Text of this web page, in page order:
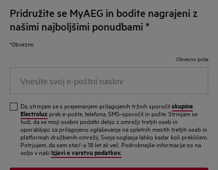
Pridružite se MyAEG in bodite nagrajeni z
našimi najboljšimi ponudbami *
*Obvezno
Obvezno polje
Da, strinjam se s prejemanjem prilagojenih tržnih sporočil skupine
Electrolux prek e-pošte, telefona, SMS-sporočil in pošte. Strinjam se
tudi, da se moji osebni podatki delijo z omrežji tretjih oseb in
uporabljajo za prilagojeno oglaševanje na spletnih mestih tretjih oseb in
platformah družbenih omrežij. Svoja soglasja lahko kadar koli prekličem.
Potrjujem, da sem star/-a 18 let ali več. Podrobnejše informacije so na
voljo v naši Izjavi o varstvu podatkov.